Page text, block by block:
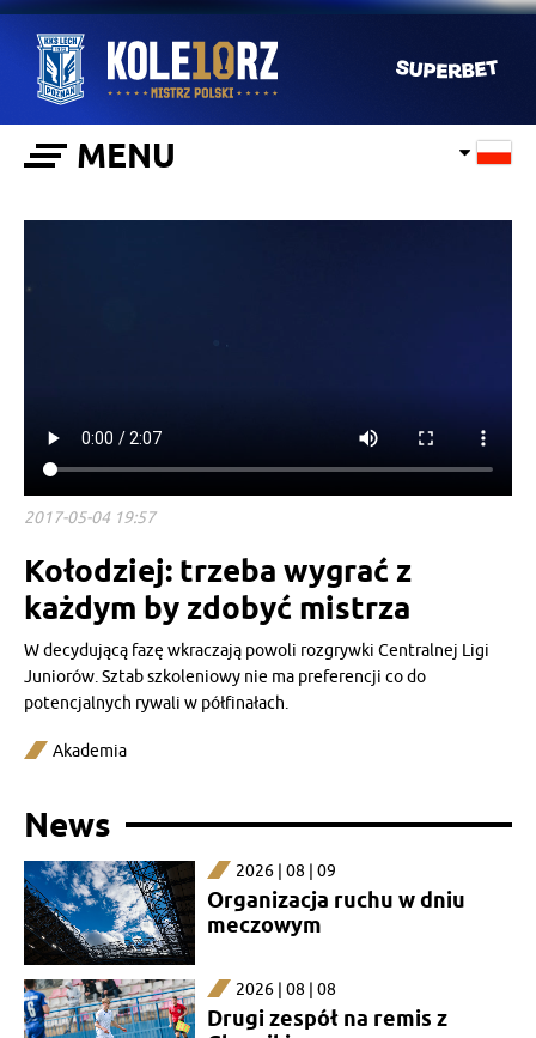
MENU
2017-05-04 19:57
Kołodziej: trzeba wygrać z
każdym by zdobyć mistrza
W decydującą fazę wkraczają powoli rozgrywki Centralnej Ligi
Juniorów. Sztab szkoleniowy nie ma preferencji co do
potencjalnych rywali w półfinałach.
Akademia
News
2026 | 08 | 09
Organizacja ruchu w dniu
meczowym
2026 | 08 | 08
Drugi zespół na remis z